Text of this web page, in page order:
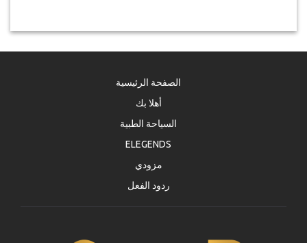
الصفحة الرئيسية
أهلا بك
السياحة الطبية
ELEGENDS
مزودي
ردود الفعل